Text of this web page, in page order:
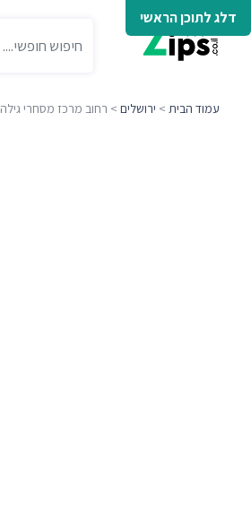
דלג לתוכן הראשי
עמוד הבית > ירושלים > רחוב מרכז מסחרי גילה